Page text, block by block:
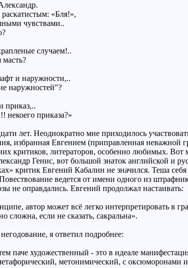
«Бля!»,
чувствами..
случаем!..
масть?
и наружности,..
наружностей"?
приказ,..
некоего приказа?»
лет. Неоднократно мне приходилось
избранная Евгением (приправленная неважной
критиков, литераторов, особенно любимых.
Генис, вот большой знаток английской и
критик Евгений Кабалин не значился. Теша
ведется от имени одного из
не оправдались. Евгений продолжал настаивать:
автор может всё легко интерпретировать в
сложна, если не сказать, сакральна».
я ответил подробнее:
паче художественный - это в идеале
метонимический, с оксюморонами